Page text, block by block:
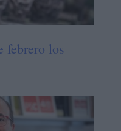
febrero los